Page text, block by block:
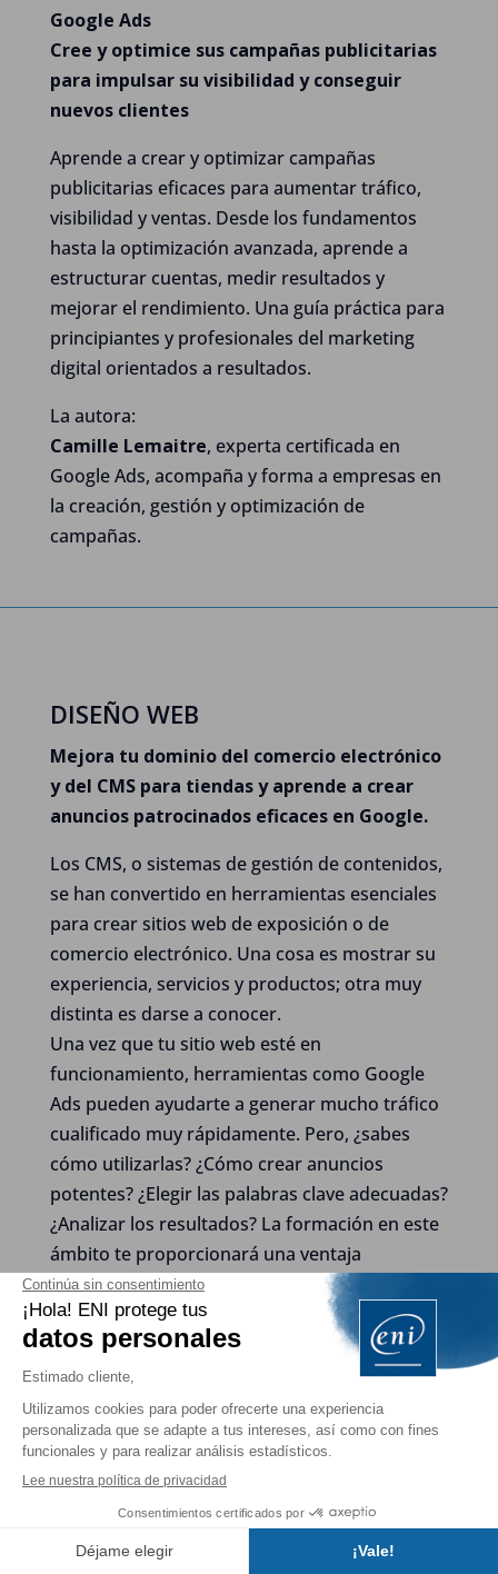
Google Ads
Cree y optimice sus campañas publicitarias
para impulsar su visibilidad y conseguir
nuevos clientes
Aprende a crear y optimizar campañas
publicitarias eficaces para aumentar tráfico,
visibilidad y ventas. Desde los fundamentos
hasta la optimización avanzada, aprende a
estructurar cuentas, medir resultados y
mejorar el rendimiento. Una guía práctica para
principiantes y profesionales del marketing
digital orientados a resultados.
La autora:
Camille Lemaitre, experta certificada en
Google Ads, acompaña y forma a empresas en
la creación, gestión y optimización de
campañas.
DISEÑO WEB
Mejora tu dominio del comercio electrónico
y del CMS para tiendas y aprende a crear
anuncios patrocinados eficaces en Google.
Los CMS, o sistemas de gestión de contenidos,
se han convertido en herramientas esenciales
para crear sitios web de exposición o de
comercio electrónico. Una cosa es mostrar su
experiencia, servicios y productos; otra muy
distinta es darse a conocer.
Una vez que tu sitio web esté en
funcionamiento, herramientas como Google
Ads pueden ayudarte a generar mucho tráfico
cualificado muy rápidamente. Pero, ¿sabes
cómo utilizarlas? ¿Cómo crear anuncios
potentes? ¿Elegir las palabras clave adecuadas?
¿Analizar los resultados? La formación en este
ámbito te proporcionará una ventaja
competitiva incomparable.